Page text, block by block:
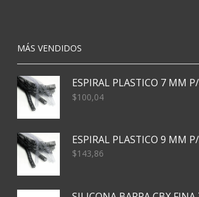
MÁS VENDIDOS
$100,04
$143,86